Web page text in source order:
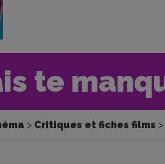
te
Critiques et fiches films